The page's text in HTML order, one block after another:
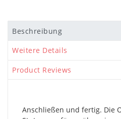
Beschreibung
Weitere Details
Product Reviews
Anschließen und fertig. Die